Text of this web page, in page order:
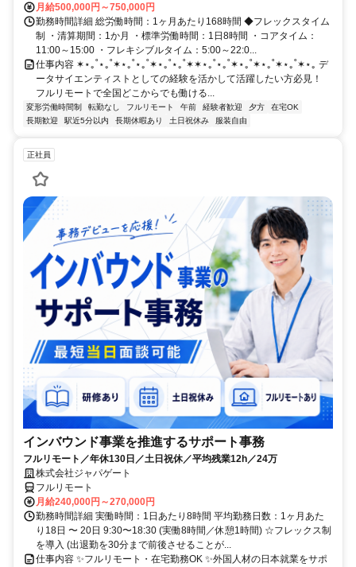
月給500,000円～750,000円
勤務時間詳細 総労働時間：1ヶ月あたり168時間 ◆フレックスタイム
制 ・清算期間：1か月 ・標準労働時間：1日8時間 ・コアタイム：
11:00～15:00 ・フレキシブルタイム：5:00～22:0...
仕事内容 ✶⋆｡˚⋆｡˚✶⋆｡˚⋆｡˚✶⋆｡˚⋆｡˚✶✶⋆｡˚⋆｡˚✶⋆｡˚✶⋆｡˚✶⋆｡˚✶⋆｡ デ
ータサイエンティストとしての経験を活かして活躍したい方必見！
フルリモートで全国どこからでも働ける...
変形労働時間制 転勤なし フルリモート 午前 経験者歓迎 夕方
在宅OK
長期歓迎
駅近5分以内 長期休暇あり 土日祝休み 服装自由
正社員
インバウンド事業を推進するサポート事務
フルリモート／年休130日／土日祝休／平均残業12h／24万
株式会社ジャパゲート
フルリモート
月給240,000円～270,000円
勤務時間詳細 実働時間：1日あたり8時間 平均勤務日数：1ヶ月あた
り18日 〜 20日 9:30〜18:30 (実働8時間／休憩1時間) ☆フレックス制
を導入 (出退勤を30分まで前後させることが...
仕事内容 ✨フルリモート・在宅勤務OK ✨外国人材の日本就業をサポ